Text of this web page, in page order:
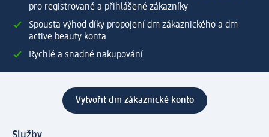
pro registrované a přihlášené zákazníky
Spousta výhod díky propojení dm zákaznického a dm
active beauty konta
Rychlé a snadné nakupování
Vytvořit dm zákaznické konto